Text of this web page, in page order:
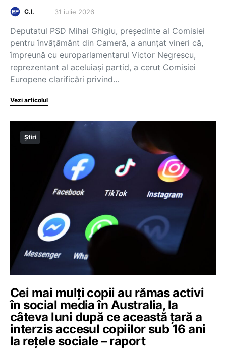
C.I. 31 iulie 2026
Deputatul PSD Mihai Ghigiu, președinte al Comisiei
pentru învățământ din Cameră, a anunțat vineri că,
împreună cu europarlamentarul Victor Negrescu,
reprezentant al aceluiași partid, a cerut Comisiei
Europene clarificări privind…
Vezi articolul
Știri
Cei mai mulți copii au rămas activi
în social media în Australia, la
câteva luni după ce această țară a
interzis accesul copiilor sub 16 ani
la rețele sociale – raport